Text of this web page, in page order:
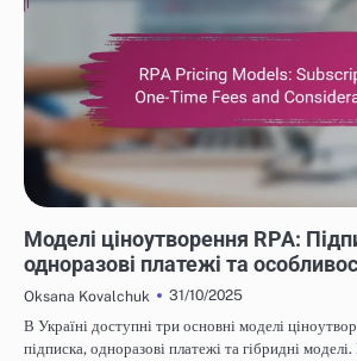
Моделі ціноутворення RPA:
одноразові платежі та
Oksana Kovalchuk
31/10/2025
В Україні доступні три основні моделі
підписка, одноразові платежі та гібридні